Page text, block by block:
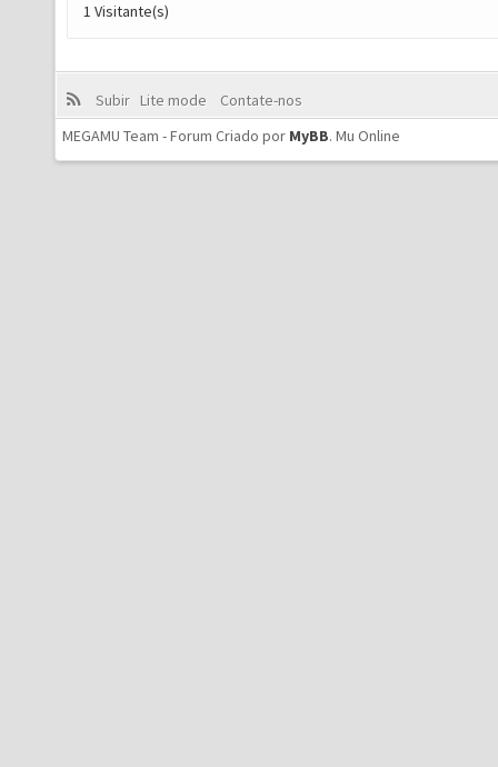
1 Visitante(s)
Subir Lite mode
Contate-nos
MEGAMU Team - Forum Criado por MyBB. Mu Online